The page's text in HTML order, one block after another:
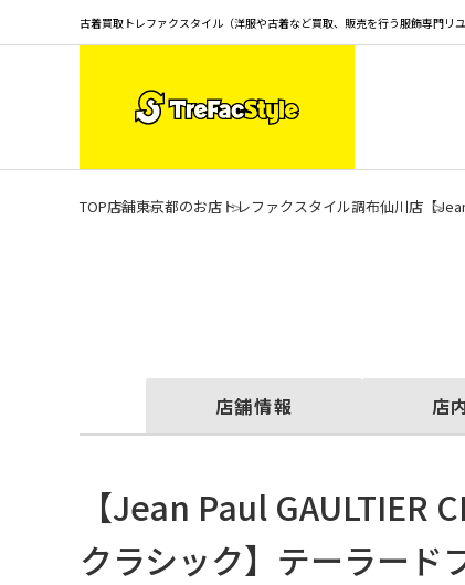
古着買取トレファクスタイル（洋服や古着など買取、販売を行う服飾専門リユ
TOP店舗東京都のお店 トレファクスタイル調布仙川店 【
店舗情報 店
【Jean Paul GAULTIER
クラシック】テーラード